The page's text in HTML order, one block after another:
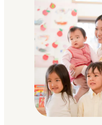
地図から探す
地域から探す